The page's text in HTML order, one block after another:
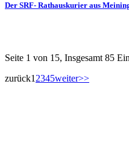
Der SRF- Rathauskurier aus
Seite 1 von 15, Insgesamt 85
zurück1 2345weiter>>